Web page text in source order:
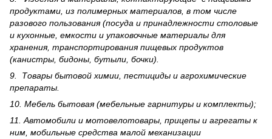
продуктами, из полимерных материалов, в том числе
разового пользования (посуда и принадлежности столовые
и кухонные, емкости и упаковочные материалы для
хранения, транспортирования пищевых продуктов
(канистры, бидоны, бутыли, бочки).
9. Товары бытовой химии, пестициды и агрохи­мические
препараты.
10. Мебель бытовая (мебельные гарнитуры и комплекты);
11. Автомобили и мотовелотовары, прицепы и агрегаты к
ним, мобильные средства малой механизации